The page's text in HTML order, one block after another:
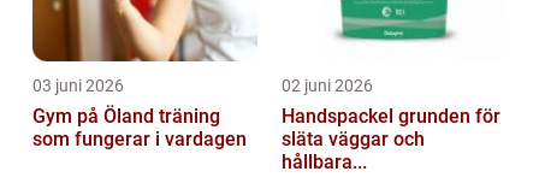
03 juni 2026
Gym på Öland träning
som fungerar i vardagen
02 juni 2026
Handspackel grunden för
släta väggar och
hållbara...